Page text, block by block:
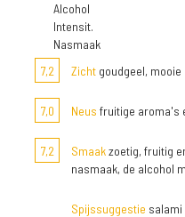
Alcohol
Intensit.
Nasmaak
7,2
Zicht goudgeel,
7,0 Neus fruitige aroma's
7,2 Smaakzoetig, fruitig
nasmaak, de alcohol
Spijssuggestie salami